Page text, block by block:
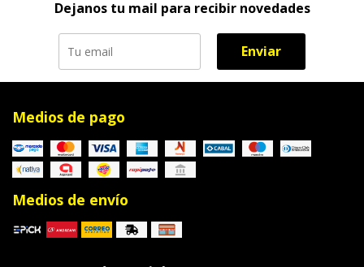
Dejanos tu mail para recibir novedades
Enviar
Medios de pago
Medios de envío